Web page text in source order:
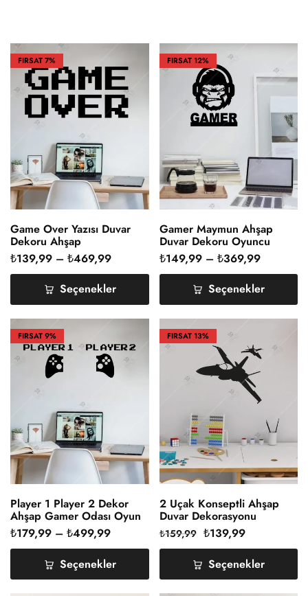
FIRSAT7%
Game Over Yazısı Duvar
Dekoru Ahşap
₺139,99 – ₺469,99
Seçenekler
FIRSAT12%
Gamer Maymun Ahşap
Duvar Dekoru Oyuncu
₺149,99 – ₺369,99
Seçenekler
FIRSAT9%
Player 1 Player 2 Dekor
Ahşap Gamer Odası Oyun
Odası
₺179,99 – ₺499,99
Seçenekler
FIRSAT13%
2 Uçak Konseptli Ahşap
Duvar Dekorasyonu
₺159,99 ₺139,99
Seçenekler